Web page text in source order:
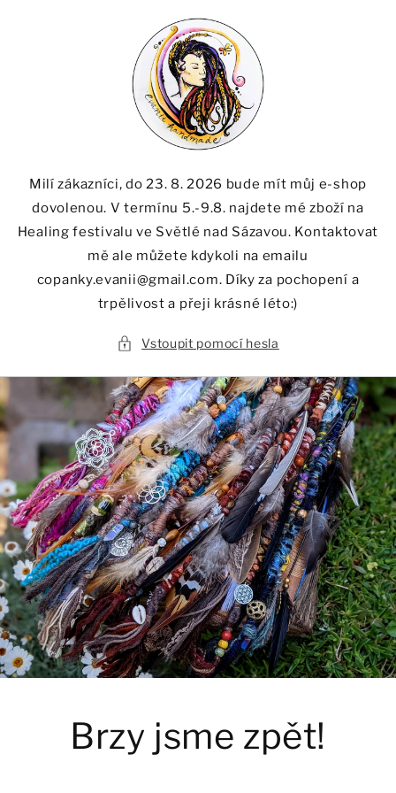
Milí zákazníci, do 23. 8. 2026 bude mít můj e-shop
dovolenou. V termínu 5.-9.8. najdete mé zboží na
Healing festivalu ve Světlé nad Sázavou. Kontaktovat
mě ale můžete kdykoli na emailu
copanky.evanii@gmail.com. Díky za pochopení a
trpělivost a přeji krásné léto:)
Vstoupit pomocí hesla
Brzy jsme zpět!